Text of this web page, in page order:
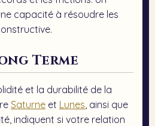
capacité à résoudre les
Terme
et la durabilité de la
Saturne et Lunes , ainsi que
indiquent si votre relation